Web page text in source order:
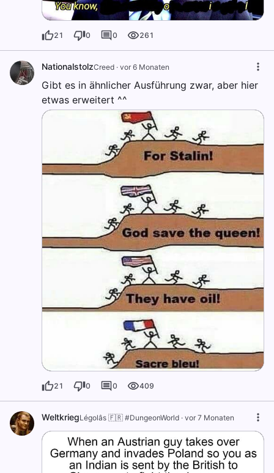
21 0 0 261
NationalstolzCreed · vor 6 Monaten
Gibt es in ähnlicher Ausführung zwar, aber hier
etwas erweitert ^^
21 0 0 409
WeltkriegLégolâs 🇫🇷 #DungeonWorld · vor 7 Monaten